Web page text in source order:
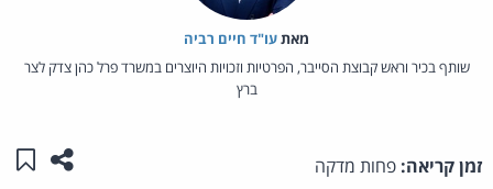
מאת‏עו"ד חיים רביה
שותף בכיר וראש קבוצת הסייבר, הפרטיות וזכויות היוצרים במשרד פרל כהן צדק לצר
ברץ
זמן קריאה: פחות מדקה שתפו